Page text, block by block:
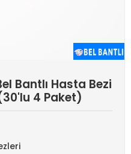
Bantlı Hasta Bezi
4 Paket)